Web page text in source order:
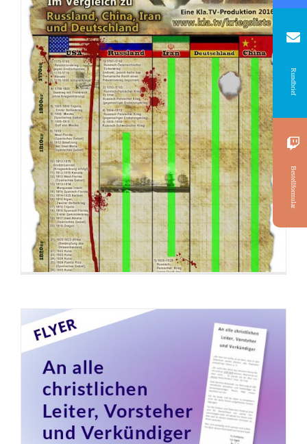
Flyer: An alle christlichen Leiter, Vorsteher
und Verkündiger
Flyer: Coronavirus – eine Biowaffe?
Rundbrief
Bestellformular